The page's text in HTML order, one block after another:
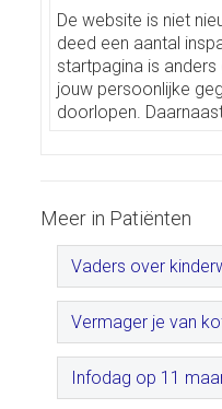
De website is niet
deed een aantal
startpagina is
jouw persoonlijke
doorlopen.
Meer in Patiënten
Vaders over
Vermager je van
Infodag op 11